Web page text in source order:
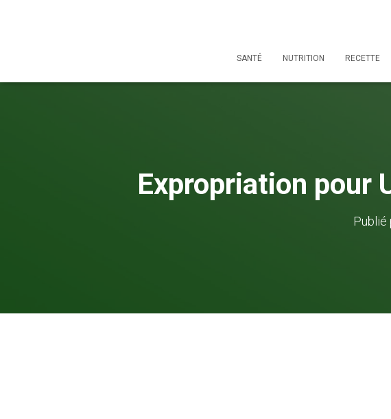
SANTÉ NUTRITION RECETTE
Expropriation pour
Publié